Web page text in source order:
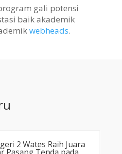
gali potensi
baik akademik
webheads.
2 Wates Raih Juara